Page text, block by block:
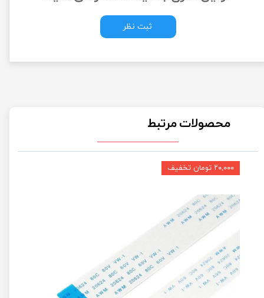
ثبت نظر
محصولات مرتبط
۲۰,۰۰۰ تومان تخفیف